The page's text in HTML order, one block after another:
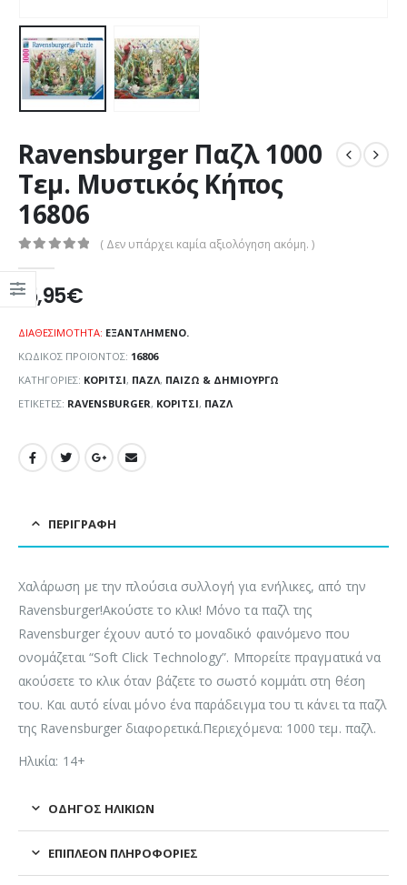
Ravensburger Παζλ 1000
Τεμ. Μυστικός Κήπος
16806
( Δεν υπάρχει καμία αξιολόγηση ακόμη. )
15,95€
ΔΙΑΘΕΣΙΜΌΤΗΤΑ: ΕΞΑΝΤΛΗΜΈΝΟ.
ΚΩΔΙΚΌΣ ΠΡΟΪΌΝΤΟΣ: 16806
ΚΑΤΗΓΟΡΊΕΣ: ΚΟΡΊΤΣΙ, ΠΑΖΛ, ΠΑΊΖΩ & ΔΗΜΙΟΥΡΓΏ
ΕΤΙΚΈΤΕΣ: RAVENSBURGER, ΚΟΡΊΤΣΙ, ΠΑΖΛ
ΠΕΡΙΓΡΑΦΉ
Χαλάρωση με την πλούσια συλλογή για ενήλικες, από την
Ravensburger!Ακούστε το κλικ! Μόνο τα παζλ της
Ravensburger έχουν αυτό το μοναδικό φαινόμενο που
ονομάζεται “Soft Click Technology”. Μπορείτε πραγματικά να
ακούσετε το κλικ όταν βάζετε το σωστό κομμάτι στη θέση
του. Και αυτό είναι μόνο ένα παράδειγμα του τι κάνει τα παζλ
της Ravensburger διαφορετικά.Περιεχόμενα: 1000 τεμ. παζλ.
Ηλικία: 14+
ΟΔΗΓΌΣ ΗΛΙΚΙΏΝ
ΕΠΙΠΛΈΟΝ ΠΛΗΡΟΦΟΡΊΕΣ